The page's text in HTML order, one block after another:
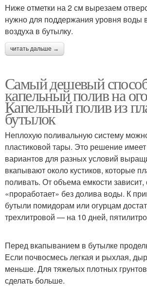
Ниже отметки на 2 см вырезаем
нужно для поддержания уровня воды
воздуха в бутылку.
читать дальше →
Самый дешевый
капельный полив на
Капельный полив из
бутылок
Неплохую поливальную систему
пластиковой тары. Это решение
вариантов для разных условий
вкапывают около кустиков, которые
поливать. От объема емкости зависит,
«проработает» без долива воды. К
бутыли помидорам или огурцам
трехлитровой — на 10 дней,
Перед вкапыванием в бутылке
Если почвосмесь легкая и рыхлая,
меньше. Для тяжелых плотных
сделать больше.